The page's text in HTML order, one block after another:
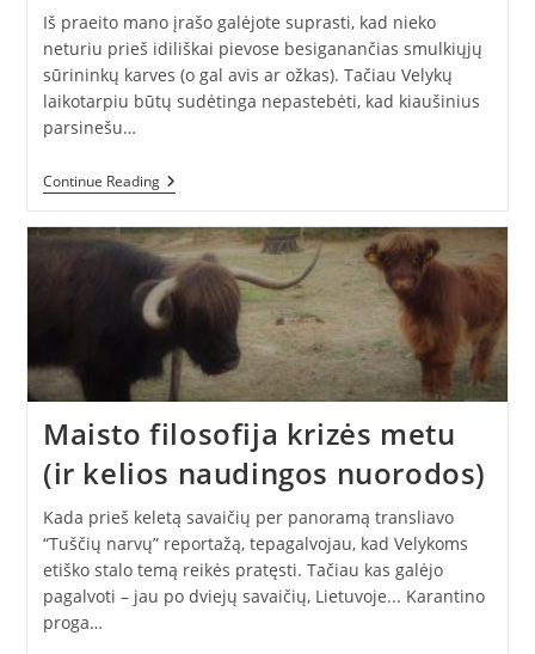
Iš praeito mano įrašo galėjote suprasti, kad nieko
neturiu prieš idiliškai pievose besiganančias smulkiųjų
sūrininkų karves (o gal avis ar ožkas). Tačiau Velykų
laikotarpiu būtų sudėtinga nepastebėti, kad kiaušinius
parsinešu…
Continue ReadingKiaušinis
Nelygus
Pokalbis
Su
Tomu
Iš
„Tuščių
Narvų“
Maisto filosofija krizės metu
(ir kelios naudingos nuorodos)
Kada prieš keletą savaičių per panoramą transliavo
“Tuščių narvų” reportažą, tepagalvojau, kad Velykoms
etiško stalo temą reikės pratęsti. Tačiau kas galėjo
pagalvoti – jau po dviejų savaičių, Lietuvoje... Karantino
proga…